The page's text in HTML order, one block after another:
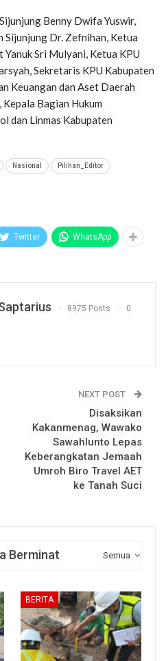
Benny Dwifa Yuswir,
Dr. Zefnihan, Ketua
Sri Mulyani, Ketua KPU
Sekretaris KPU Kabupaten
Keuangan dan Aset Daerah
Bagian Hukum
dan Linmas Kabupaten
Nasional Pilihan_Editor
Twitter WhatsApp
8975 Posts 0
NEXT POST
Disaksikan
Kakanmenag, Wawako
Sawahlunto Lepas
Keberangkatan Jemaah
Umroh Biro Travel AET
ke Tanah Suci
Semua
Berminat
BERITA